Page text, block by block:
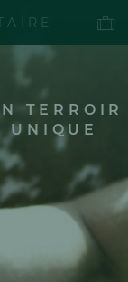
TERROIR
UNIQUE